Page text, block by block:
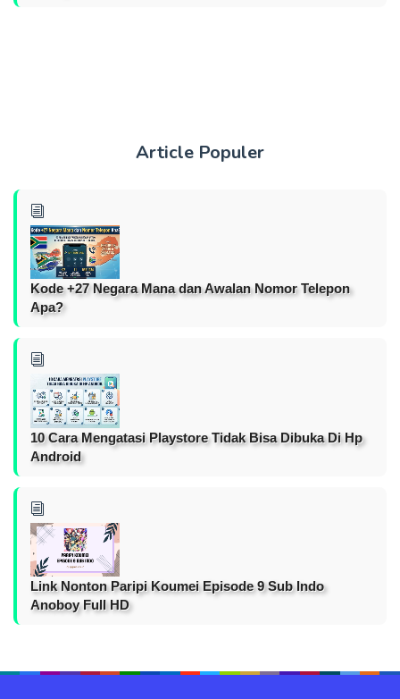
Article Populer
Kode +27 Negara Mana dan Awalan Nomor Telepon
Apa?
10 Cara Mengatasi Playstore Tidak Bisa Dibuka Di Hp
Android
Link Nonton Paripi Koumei Episode 9 Sub Indo
Anoboy Full HD